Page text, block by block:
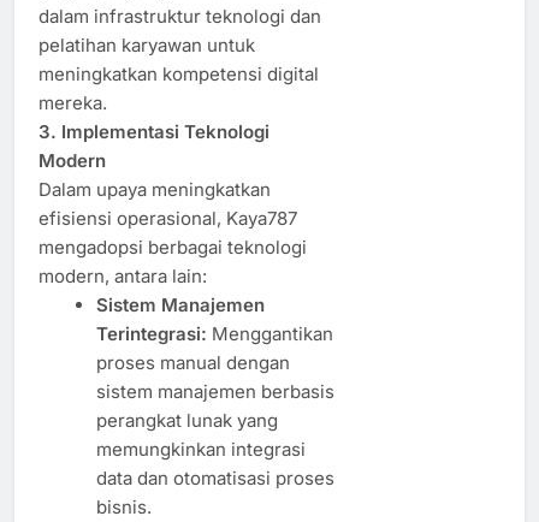
dalam infrastruktur teknologi dan
pelatihan karyawan untuk
meningkatkan kompetensi digital
mereka.
3. Implementasi Teknologi
Modern
Dalam upaya meningkatkan
efisiensi operasional, Kaya787
mengadopsi berbagai teknologi
modern, antara lain:
Sistem Manajemen
Terintegrasi: Menggantikan
proses manual dengan
sistem manajemen berbasis
perangkat lunak yang
memungkinkan integrasi
data dan otomatisasi proses
bisnis.